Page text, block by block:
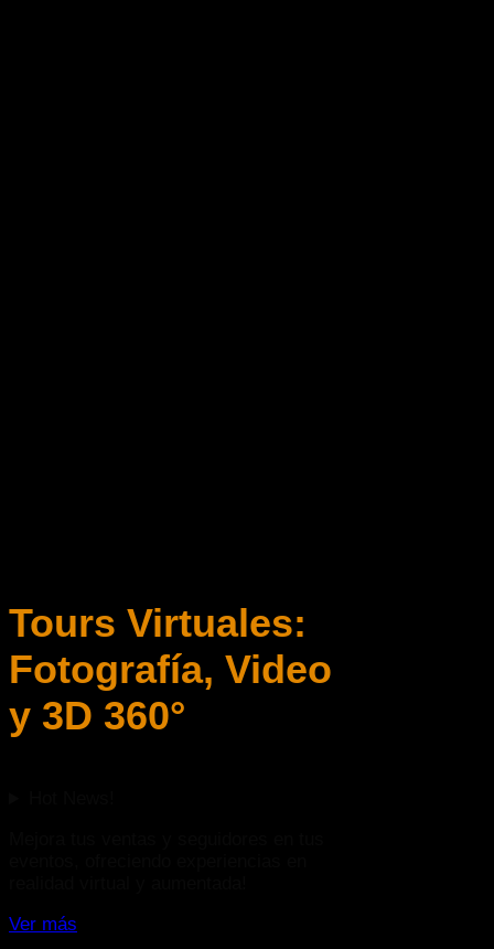
Tours Virtuales:
Fotografía, Video
y 3D 360°
Ver más